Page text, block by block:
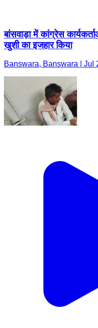
बांसवाड़ा में कांग्रेस
खुशी का इजहार किया
Banswara, Banswara | Jul